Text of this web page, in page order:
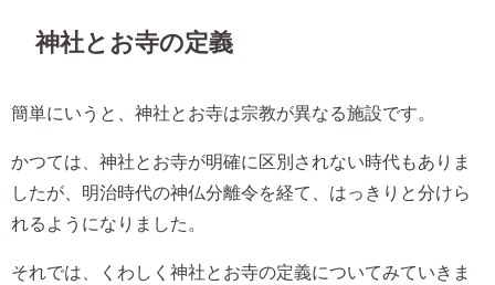
神社とお寺の定義
簡単にいうと、神社とお寺は宗教が異なる施設です。
かつては、神社とお寺が明確に区別されない時代もありま
したが、明治時代の神仏分離令を経て、はっきりと分けら
れるようになりました。
それでは、くわしく神社とお寺の定義についてみていきま